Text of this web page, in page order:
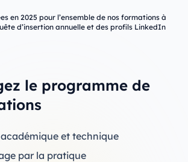
en 2025 pour l’ensemble de nos formations à
d’insertion annuelle et des profils LinkedIn
le programme de
et technique
par la pratique